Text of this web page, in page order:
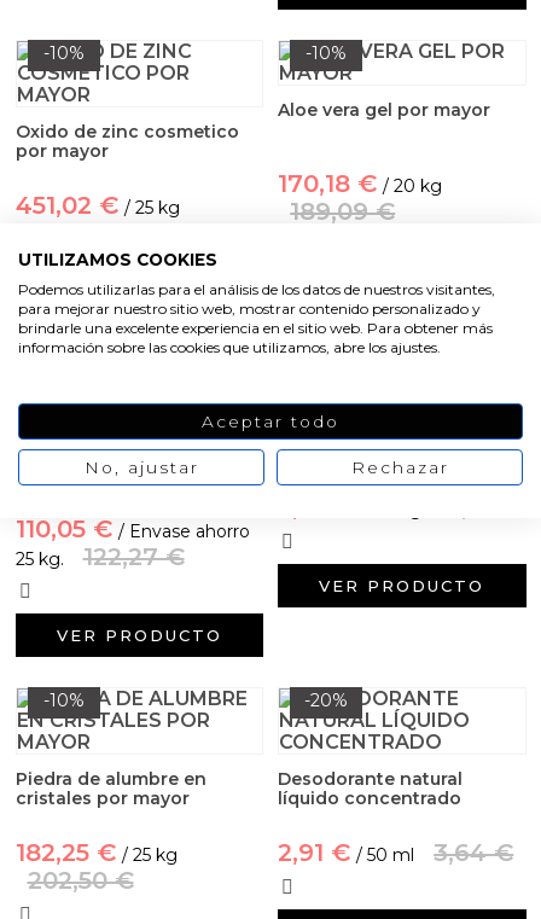
-10%
Oxido de zinc cosmetico
por mayor
451,02 € / 25 kg
VER PRODUCTO
-10%
Aloe vera gel por mayor
170,18 € / 20 kg
189,09 €
VER PRODUCTO
Talco grado cosmético por
110,05 € / Envase ahorro
25 kg.
122,27 €
VER PRODUCTO
Piedra de alumbre en
cristales
VER PRODUCTO
-10%
Piedra de alumbre en
cristales por mayor
182,25 € / 25 kg
202,50 €
-20%
Desodorante natural
líquido concentrado
2,91 € / 50 ml 3,64 €
Aceites Esenciales
UTILIZAMOS COOKIES
Podemos utilizarlas para el análisis de los datos de nuestros visitantes,
para mejorar nuestro sitio web, mostrar contenido personalizado y
brindarle una excelente experiencia en el sitio web. Para obtener más
información sobre las cookies que utilizamos, abre los ajustes.
Aceptar todo
No, ajustar Rechazar